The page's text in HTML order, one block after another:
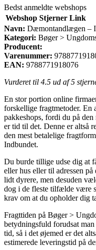
Bedst anmeldte webshops
Webshop Stjerner Link
Navn: Dæmontandlægen –
Kategori: Bøger >
Producent:
Varenummer:
EAN: 9788771918076
Vurderet til 4.5 ud af 5
En stor portion online
forskellige fragtmetoder. En
pakkeshops, fordi du på
er tid til det. Denne er altså
den mest betalelige
Indbundet.
Du burde tillige udse dig at
eller hus eller til adressen
lidt dyrere, men desuden
dog i de fleste tilfælde være
krav om at du opholder dig
Fragttiden på Bøger >
betydningsfuld forudsat
tid, så i det øjemed er det
estimerede leveringstid på